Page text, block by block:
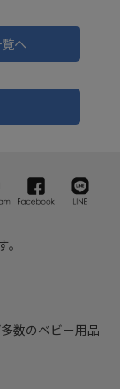
へ
数のベビー用品